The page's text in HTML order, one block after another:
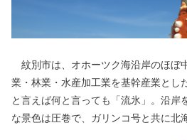
紋別市は、オホーツク海沿岸のほぼ
業・林業・水産加工業を基幹産業と
と言えば何と言っても「流氷」。沿岸
な景色は圧巻で、ガリンコ号と共に北